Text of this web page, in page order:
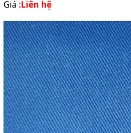
Giá :Liên hệ